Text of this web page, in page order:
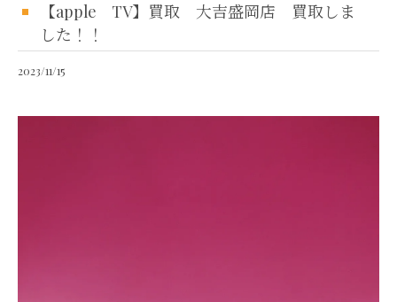
【apple TV】買取 大吉盛岡店 買取しま
した！！
2023/11/15